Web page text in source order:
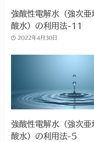
強酸性電解水（強次亜
酸水）の利用法-11
2022年4月30日
強酸性電解水（強次亜
酸水）の利用法-5